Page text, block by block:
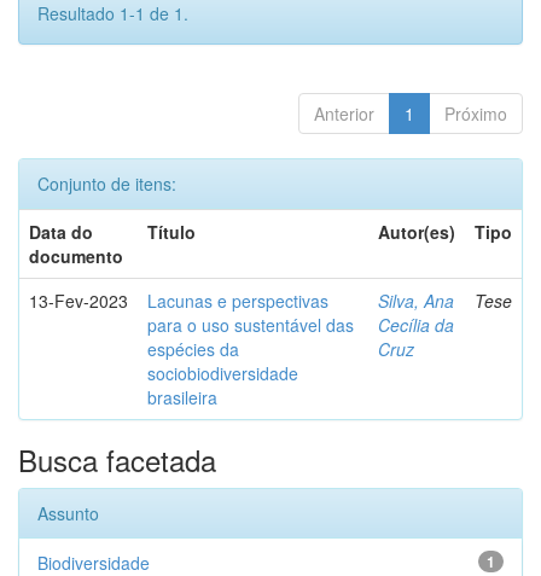
Resultado 1-1 de 1.
Anterior 1 Próximo
Conjunto de itens:
Data do
documento
Título Autor(es) Tipo
13-Fev-2023
Lacunas e perspectivas
para o uso sustentável das
espécies da
sociobiodiversidade
brasileira
Silva, Ana
Cecília da
Cruz
Tese
Busca facetada
Assunto
1
Biodiversidade